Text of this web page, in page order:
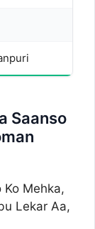
Saanso
Ko Mehka,
Lekar Aa,